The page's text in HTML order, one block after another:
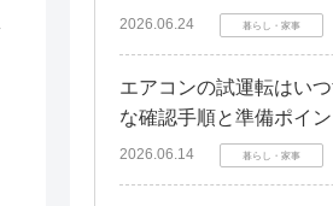
2026.06.24 暮らし・家事
エアコンの試運転はい
な確認手順と準備ポイン
2026.06.14 暮らし・家事